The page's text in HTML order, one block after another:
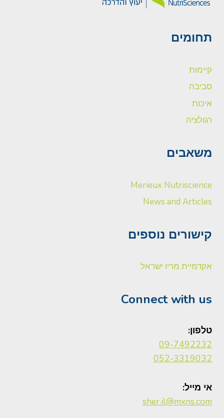
תחומים
קיימות
סביבה
איכות
רגולציה
משאבים
Merieux Nutriscience
News and Articles
קישורים נוספים
אקדמיית מריו ישראל
Connect with us
טלפון:
09-7492232
052-3319032
אי מייל:
sher.il@mxns.com